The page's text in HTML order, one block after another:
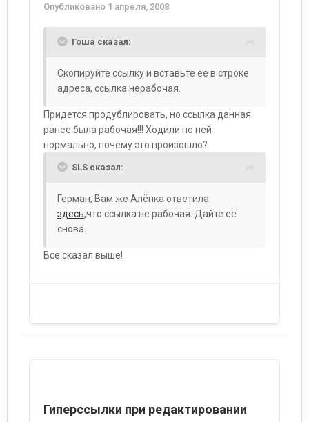
Опубликовано 1 апреля, 2008
Гоша сказал:
Скопируйте ссылку и вставьте ее в строке
адреса, ссылка нерабочая.
Придется продублировать, но ссылка данная
ранее была рабочая!!! Ходили по ней
нормально, почему это произошло?
SLS сказал:
Герман, Вам же Алёнка ответила
здесь,что ссылка не рабочая. Дайте её
снова.
Все сказал выше!
Гиперссылки при редактировании